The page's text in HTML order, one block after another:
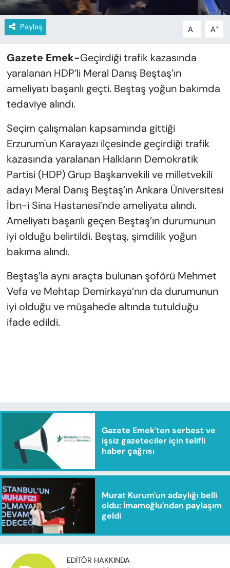
Paylaş A- A+
Gazete Emek-Geçirdiği trafik kazasında
yaralanan HDP’li Meral Danış Beştaş’ın
ameliyatı başarılı geçti. Beştaş yoğun bakımda
tedaviye alındı.
Seçim çalışmaları kapsamında gittiği
Erzurum'un Karayazı ilçesinde geçirdiği trafik
kazasında yaralanan Halkların Demokratik
Partisi (HDP) Grup Başkanvekili ve milletvekili
adayı Meral Danış Beştaş’ın Ankara Üniversitesi
İbn-i Sina Hastanesi’nde ameliyata alındı.
Ameliyatı başarılı geçen Beştaş’ın durumunun
iyi olduğu belirtildi. Beştaş, şimdilik yoğun
bakıma alındı.
Beştaş’la aynı araçta bulunan şoförü Mehmet
Vefa ve Mehtap Demirkaya’nın da durumunun
iyi olduğu ve müşahede altında tutulduğu
ifade edildi.
Gazete Emek'ten serbest ve
işsiz gazeteciler için telifli
haber çağrısı
Murat Kurum'un adaylığı belli
oldu: İmamoğlu'ndan paylaşım
geldi
EDITÖR HAKKINDA
ÖZEL HABER
YAZAR KÖŞESİ
SİYASET
VAN VE DİYARBAKIR HABERLERİ